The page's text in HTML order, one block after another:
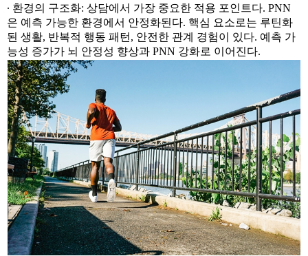
∙ 환경의 구조화: 상담에서 가장 중요한 적용 포인트다. PNN
은 예측 가능한 환경에서 안정화된다. 핵심 요소로는 루틴화
된 생활, 반복적 행동 패턴, 안전한 관계 경험이 있다. 예측 가
능성 증가가 뇌 안정성 향상과 PNN 강화로 이어진다.